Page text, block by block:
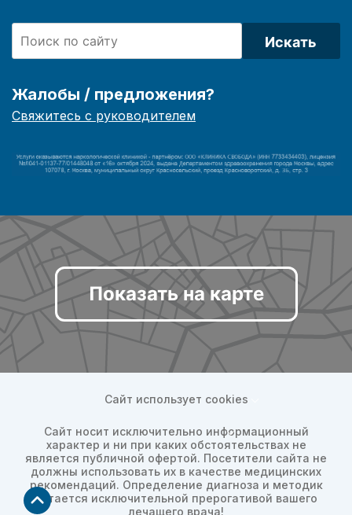
Искать
Жалобы / предложения?
Свяжитесь с руководителем
Показать на карте
Сайт использует cookies
Сайт носит исключительно информационный
характер и ни при каких обстоятельствах не
является публичной офертой. Посетители сайта не
должны использовать их в качестве медицинских
рекомендаций. Определение диагноза и методик
остается исключительной прерогативой вашего
лечащего врача!